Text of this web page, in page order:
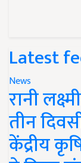
Latest
News
रानी
तीन
केंद्रीय